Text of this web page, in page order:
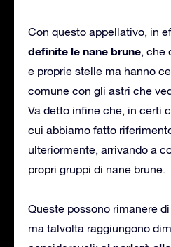
Con questo appellativo, in
definite le nane brune, che
e proprie stelle ma hanno
comune con gli astri che
Va detto infine che, in certi
cui abbiamo fatto
ulteriormente, arrivando a
propri gruppi di nane brune.
Queste possono rimanere
ma talvolta raggiungono